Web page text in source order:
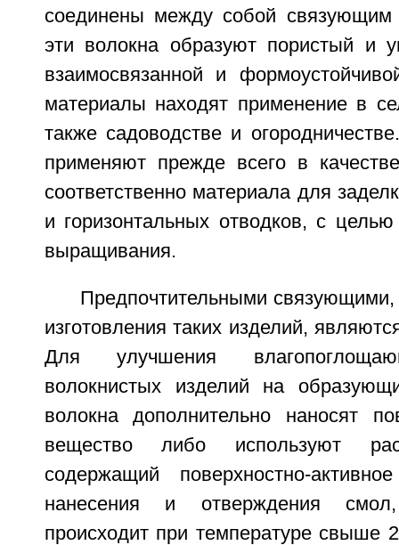
соединены между собой связующим
эти волокна образуют пористый и
взаимосвязанной и
материалы находят применение в
также садоводстве и
применяют прежде всего в
соответственно материала для
и горизонтальных отводков, с
выращивания.
Предпочтительными
изготовления таких изделий,
Для улучшения
волокнистых изделий на
волокна дополнительно наносят
вещество либо используют
содержащий поверхностно-
нанесения и отверждения
происходит при температуре свыше